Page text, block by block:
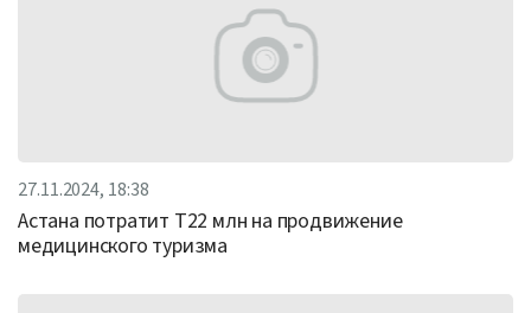
27.11.2024, 18:38
Астана потратит Т22 млн на продвижение
медицинского туризма